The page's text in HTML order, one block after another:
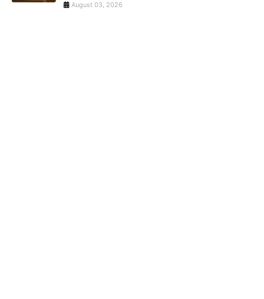
August 03, 2026